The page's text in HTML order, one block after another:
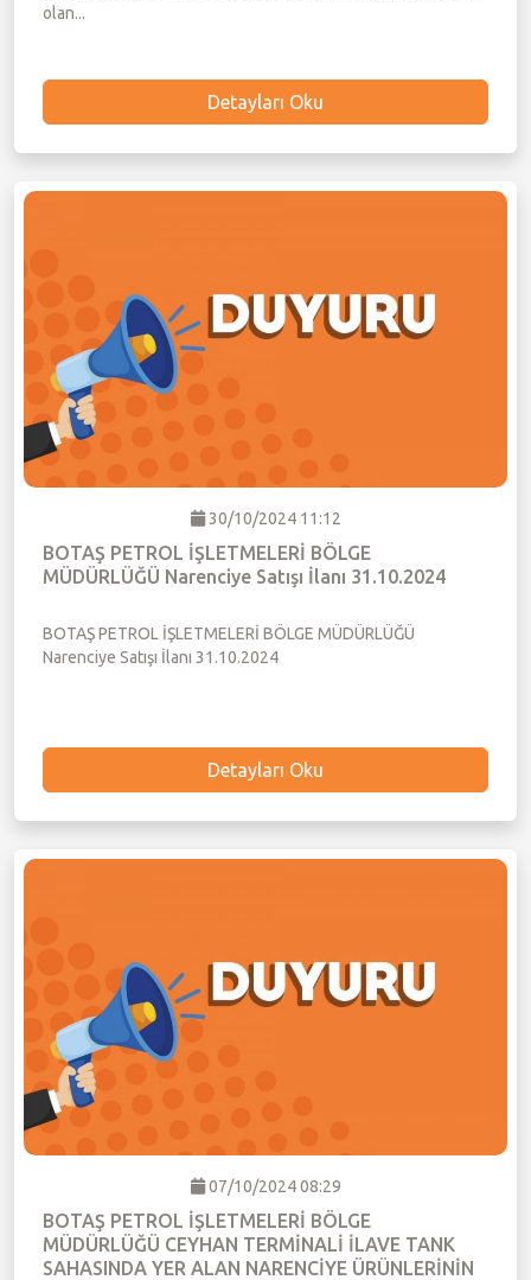
olan...
Detayları Oku
30/10/2024 11:12
BOTAŞ PETROL İŞLETMELERİ BÖLGE
MÜDÜRLÜĞÜ Narenciye Satışı İlanı 31.10.2024
BOTAŞ PETROL İŞLETMELERİ BÖLGE MÜDÜRLÜĞÜ
Narenciye Satışı İlanı 31.10.2024
Detayları Oku
07/10/2024 08:29
BOTAŞ PETROL İŞLETMELERİ BÖLGE
MÜDÜRLÜĞÜ CEYHAN TERMİNALİ İLAVE TANK
SAHASINDA YER ALAN NARENCİYE ÜRÜNLERİNİN